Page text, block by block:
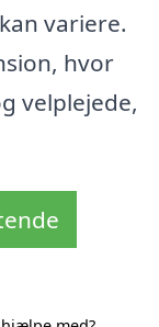
variere.
hvor
velplejede,